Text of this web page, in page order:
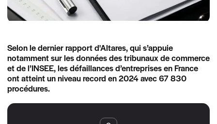
Selon le dernier rapport d'Altares, qui s’appuie
notamment sur les données des tribunaux de commerce
et de l’INSEE, les défaillances d’entreprises en France
ont atteint un niveau record en 2024 avec 67 830
procédures.